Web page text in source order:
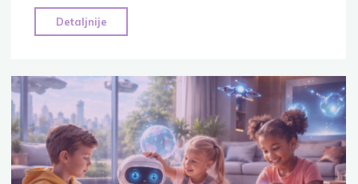
Detaljnije
između
straha
umora:
6
izazova
savremenog